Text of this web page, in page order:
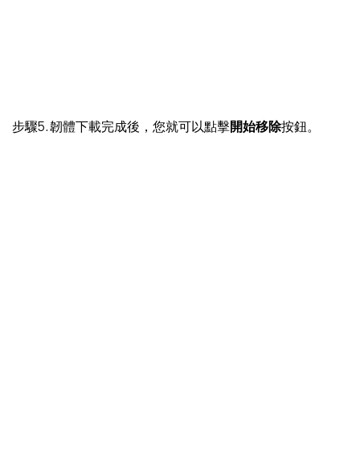
步驟5. 韌體下載完成後，您就可以點擊開始移除按鈕。